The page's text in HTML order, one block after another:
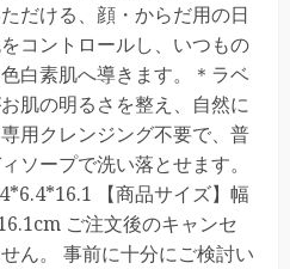
だける、顔・からだ用の日
コントロールし、いつもの
白素肌へ導きます。＊ラベ
肌の明るさを整え、自然に
用クレンジング不要で、普
ソープで洗い落とせます。
【商品サイズ】幅
ご注文後のキャンセ
ん。 事前に十分にご検討い